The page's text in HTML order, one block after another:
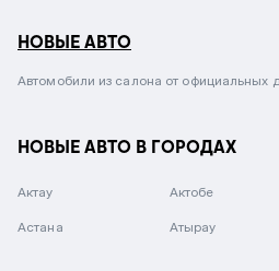
НОВЫЕ АВТО
Автомобили из салона от официальных
НОВЫЕ АВТО В ГОРОДАХ
Актау Актобе
Астана Атырау